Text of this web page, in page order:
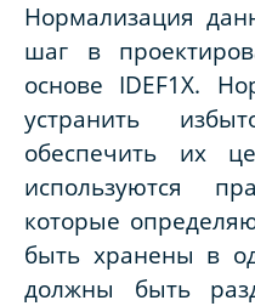
Нормализация
шаг в
основе IDEF1X.
устранить
обеспечить их
используются
которые
быть хранены в
должны быть